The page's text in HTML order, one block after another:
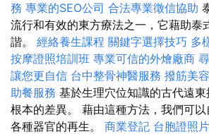
務 專業的SEO公司 合法專業徵信協助
流行和有效的東方療法之一，它藉助泰
諧。 經絡養生課程 關鍵字選擇技巧 多
按摩證照培訓班 專業可信的外燴廠商
讓您更自信 台中整骨神醫服務 撥筋美
助餐服務 基於生理穴位知識的古代遠
根本的差異。 藉由這種方法，我們可
各種器官的再生。 商業登記 台胞證照